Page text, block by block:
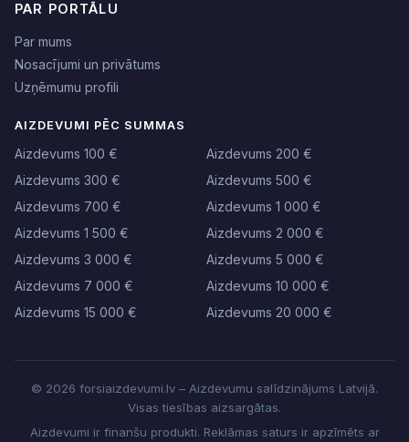
PAR PORTĀLU
Par mums
Nosacījumi un privātums
Uzņēmumu profili
AIZDEVUMI PĒC SUMMAS
Aizdevums 100 €
Aizdevums 200 €
Aizdevums 300 €
Aizdevums 500 €
Aizdevums 700 €
Aizdevums 1 000 €
Aizdevums 1 500 €
Aizdevums 2 000 €
Aizdevums 3 000 €
Aizdevums 5 000 €
Aizdevums 7 000 €
Aizdevums 10 000 €
Aizdevums 15 000 €
Aizdevums 20 000 €
© 2026 forsiaizdevumi.lv – Aizdevumu salīdzinājums Latvijā.
Visas tiesības aizsargātas.
Aizdevumi ir finanšu produkti. Reklāmas saturs ir apzīmēts ar